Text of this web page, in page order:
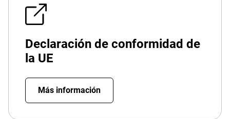
Declaración de conformidad de
la UE
Más información